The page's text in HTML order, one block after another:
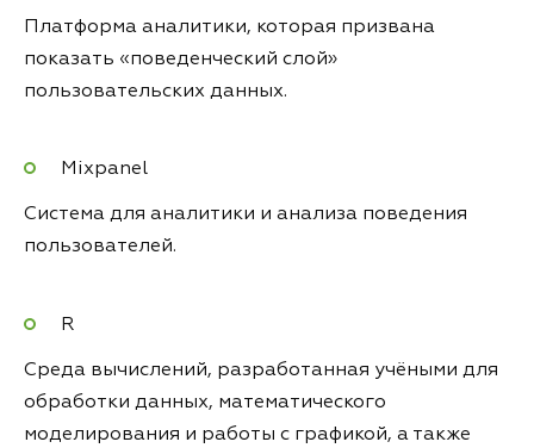
Платформа аналитики, которая призвана
показать «поведенческий слой»
пользовательских данных.
Mixpanel
Система для аналитики и анализа поведения
пользователей.
R
Среда вычислений, разработанная учёными для
обработки данных, математического
моделирования и работы с графикой, а также